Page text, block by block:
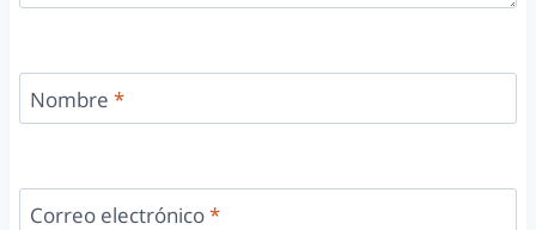
Nombre *
Correo electrónico*